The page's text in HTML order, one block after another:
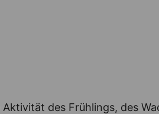
des Frühlings, des